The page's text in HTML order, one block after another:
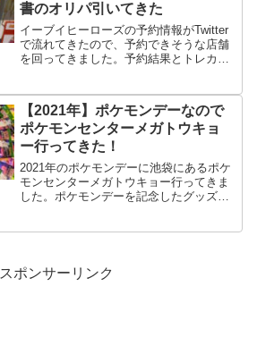
書のオリパ引いてきた
イーブイヒーローズの予約情報がTwitter
で流れてきたので、予約できそうな店舗
を回ってきました。予約結果とトレカも
【2021年】ポケモンデーなので
ポケモンセンターメガトウキョ
ー行ってきた！
2021年のポケモンデーに池袋にあるポケ
モンセンターメガトウキョー行ってきま
した。ポケモンデーを記念したグッズが
スポンサーリンク